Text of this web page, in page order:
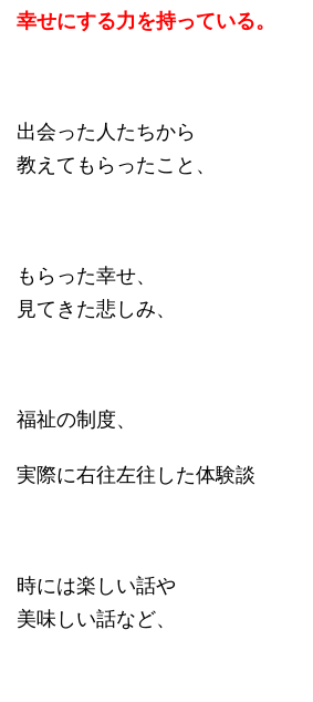
幸せにする力を持っている。
出会った人たちから
教えてもらったこと、
もらった幸せ、
見てきた悲しみ、
福祉の制度、
実際に右往左往した体験談
時には楽しい話や
美味しい話など、